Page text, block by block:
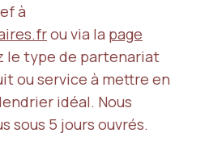
à
ou via la page
le type de partenariat
ou service à mettre en
idéal. Nous
sous 5 jours ouvrés.